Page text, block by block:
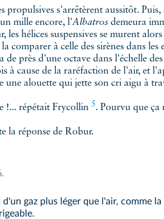
propulsives s'arrêtèrent aussitôt. Puis,
mille encore, l'Albatros demeura
les hélices suspensives se murent
comparer à celle des sirènes dans les
près d'une octave dans l'échelle des
à cause de la raréfaction de l'air, et
une alouette qui jette son cri aigu à
!... répétait Frycollin 5. Pourvu que ça
la réponse de Robur.
gaz plus léger que l'air, comme la